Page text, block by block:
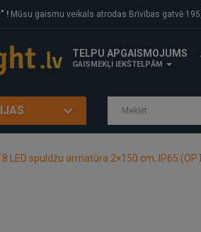
! Mūsu gaismu veikals atrodas Brīvības gatvē 195, Rīga,
TELPU APGAISMOJUMS
GAISMEKĻI IEKŠTELPĀM
LED spuldžu armatūra 2×150 cm, IP65